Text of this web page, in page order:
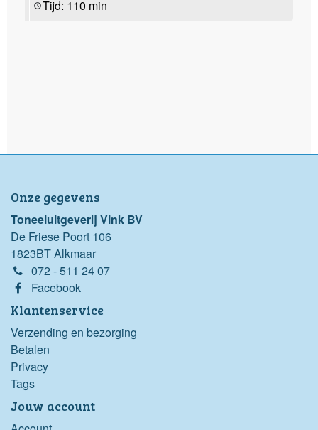
Tijd: 110 min
Onze gegevens
Toneeluitgeverij Vink BV
De Friese Poort 106
1823BT Alkmaar
072 - 511 24 07
Facebook
Klantenservice
Verzending en bezorging
Betalen
Privacy
Tags
Jouw account